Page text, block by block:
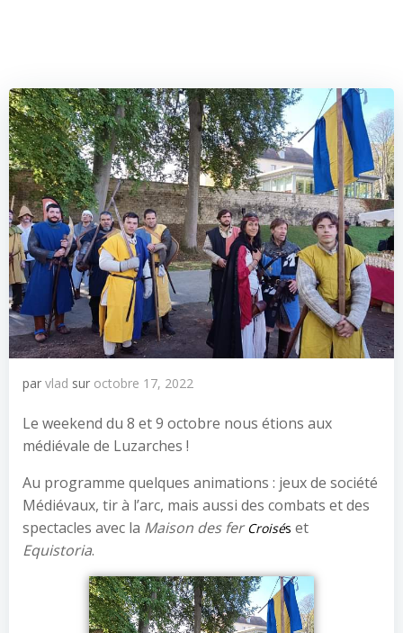
par vlad sur octobre 17, 2022
Le weekend du 8 et 9 octobre nous étions aux
médiévale de Luzarches !
Au programme quelques animations : jeux de société
Médiévaux, tir à l’arc, mais aussi des combats et des
spectacles avec la Maison des ferCroisés et
Equistoria.